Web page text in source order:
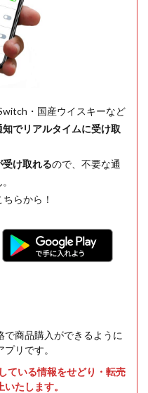
・国産ウイスキーなど
でリアルタイムに受け取
け取れるので、不要な通
らから！
商品購入ができるように
リです。
ている情報をせどり・転売
たします。